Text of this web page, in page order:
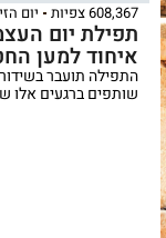
608,367 צפיות יום
תפילת יום
איחוד למען
התפילה תועבר
שותפים ברגעים אלו